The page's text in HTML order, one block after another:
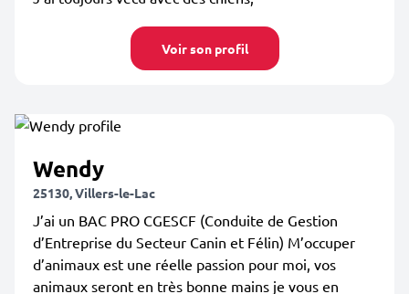
Voir son profil
Wendy
25130, Villers-le-Lac
J’ai un BAC PRO CGESCF (Conduite de Gestion
d’Entreprise du Secteur Canin et Félin) M’occuper
d’animaux est une réelle passion pour moi, vos
animaux seront en très bonne mains je vous en